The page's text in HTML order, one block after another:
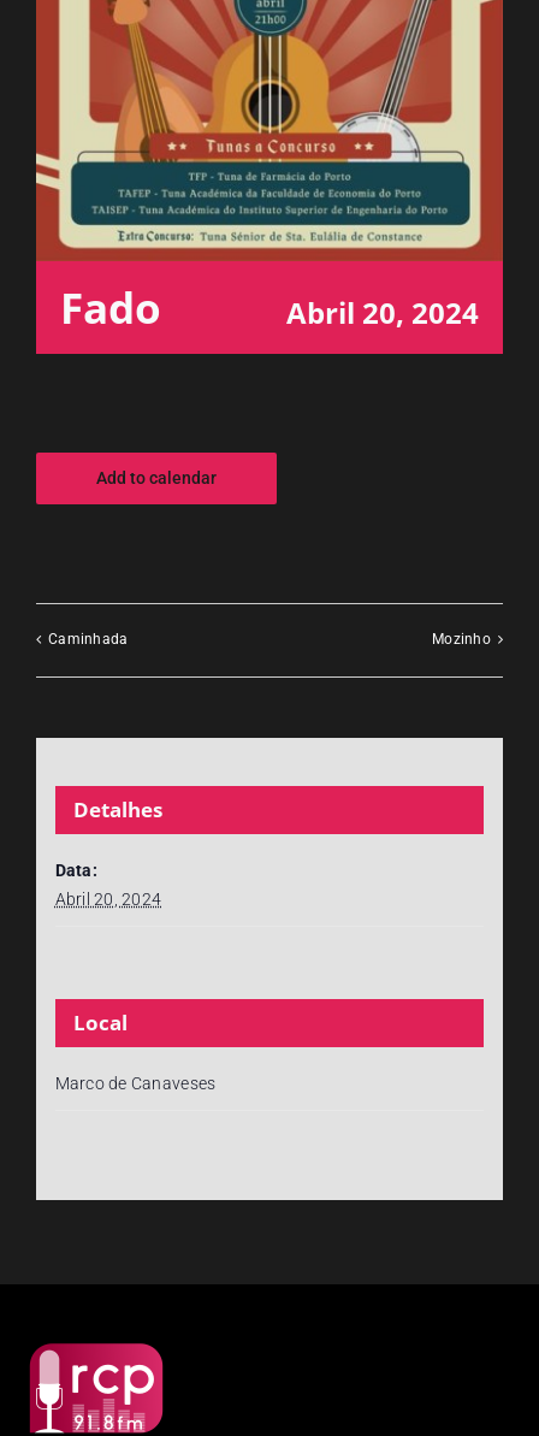
ESPAÇO OUVINTE
CONTACTOS
OUVIR
Fado Abril 20, 2024
Add to calendar
Caminhada Mozinho
Detalhes
Data:
Abril 20, 2024
Local
Marco de Canaveses